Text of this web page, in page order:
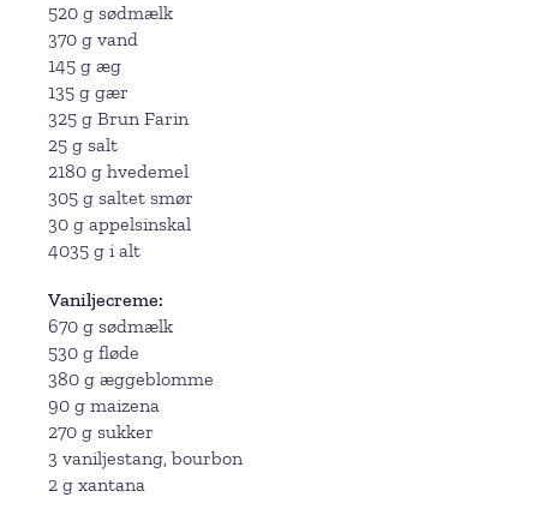
520 g sødmælk
370 g vand
145 g æg
135 g gær
325 g Brun Farin
25 g salt
2180 g hvedemel
305 g saltet smør
30 g appelsinskal
4035 g i alt
Vaniljecreme
670 g sødmælk
530 g fløde
380 g æggeblomme
90 g maizena
270 g sukker
3 vaniljestang, bourbon
2 g xantana